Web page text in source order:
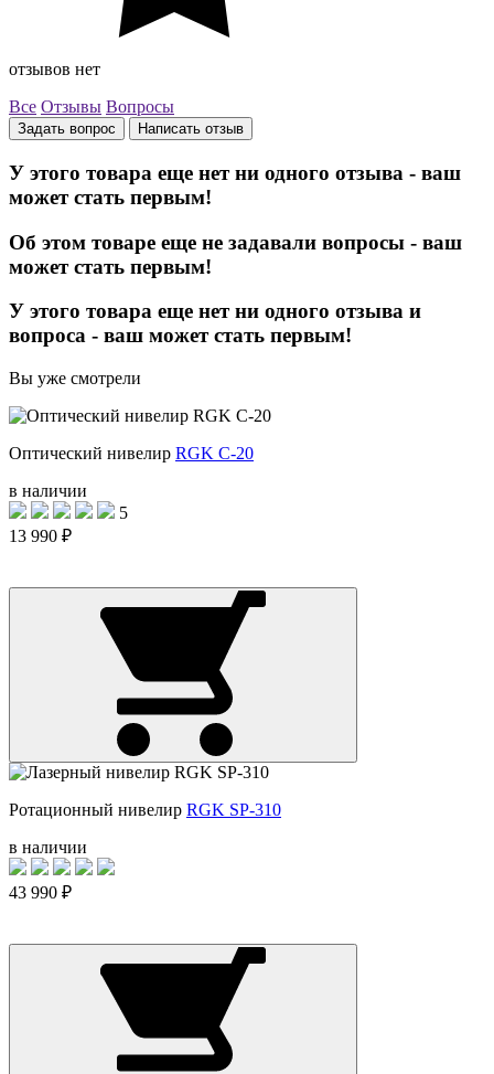
отзывов нет
Все Отзывы Вопросы
Задать вопрос Написать отзыв
У этого товара еще нет ни одного отзыва - ваш
может стать первым!
Об этом товаре еще не задавали вопросы - ваш
может стать первым!
У этого товара еще нет ни одного отзыва и
вопроса - ваш может стать первым!
Вы уже смотрели
Оптический нивелир RGK C-20
в наличии
5
13 990 ₽
Ротационный нивелир RGK SP-310
в наличии
43 990 ₽